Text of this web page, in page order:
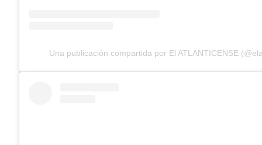
Una publicación compartida por El ATLANTICENSE